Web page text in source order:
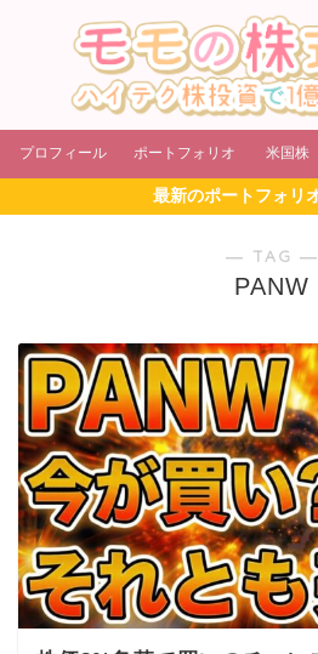
プロフィール ポートフォリオ 米国株
最新のポートフォリ
― TAG ―
PANW